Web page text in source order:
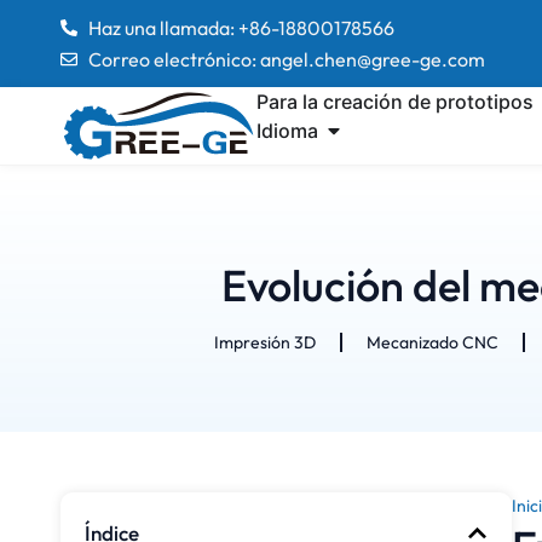
Haz una llamada: +86-18800178566
Correo electrónico: angel.chen@gree-ge.com
Para la creación de prototipos
Idioma
Evolución del
Impresión 3D Mecanizado CNC
Índice